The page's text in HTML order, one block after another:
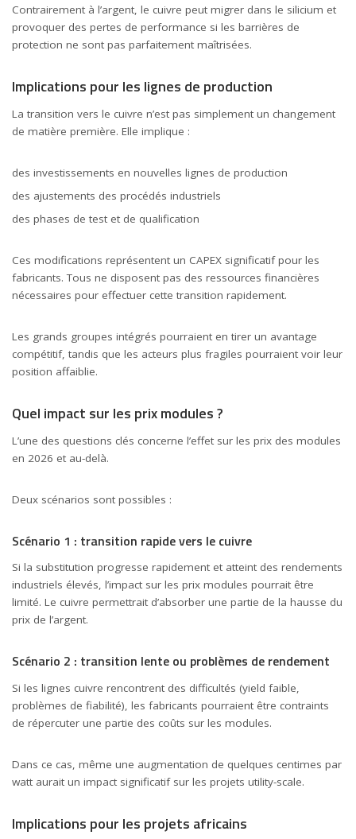
Contrairement à l’argent, le cuivre peut migrer dans le silicium et
provoquer des pertes de performance si les barrières de
protection ne sont pas parfaitement maîtrisées.
Implications pour les lignes de production
La transition vers le cuivre n’est pas simplement un changement
de matière première. Elle implique :
des investissements en nouvelles lignes de production
des ajustements des procédés industriels
des phases de test et de qualification
Ces modifications représentent un CAPEX significatif pour les
fabricants. Tous ne disposent pas des ressources financières
nécessaires pour effectuer cette transition rapidement.
Les grands groupes intégrés pourraient en tirer un avantage
compétitif, tandis que les acteurs plus fragiles pourraient voir leur
position affaiblie.
Quel impact sur les prix modules ?
L’une des questions clés concerne l’effet sur les prix des modules
en 2026 et au-delà.
Deux scénarios sont possibles :
Scénario 1 : transition rapide vers le cuivre
Si la substitution progresse rapidement et atteint des rendements
industriels élevés, l’impact sur les prix modules pourrait être
limité. Le cuivre permettrait d’absorber une partie de la hausse du
prix de l’argent.
Scénario 2 : transition lente ou problèmes de rendement
Si les lignes cuivre rencontrent des difficultés (yield faible,
problèmes de fiabilité), les fabricants pourraient être contraints
de répercuter une partie des coûts sur les modules.
Dans ce cas, même une augmentation de quelques centimes par
watt aurait un impact significatif sur les projets utility-scale.
Implications pour les projets africains